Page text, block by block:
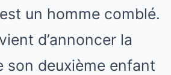
un homme comblé.
d’annoncer la
son deuxième enfant